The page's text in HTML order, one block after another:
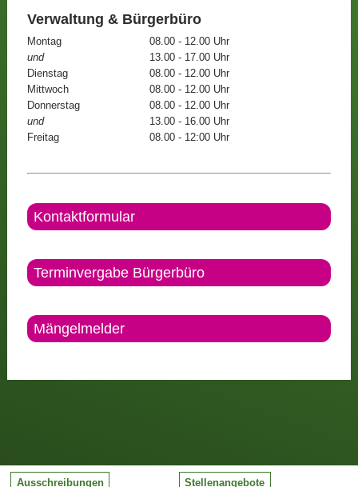
Verwaltung & Bürgerbüro
Montag
08.00 - 12.00 Uhr
und
13.00 - 17.00 Uhr
Dienstag
08.00 - 12.00 Uhr
Mittwoch
08.00 - 12.00 Uhr
Donnerstag
08.00 - 12.00 Uhr
und
13.00 - 16.00 Uhr
Freitag
08.00 - 12:00 Uhr
Kontaktformular
Terminvergabe Bürgerbüro
Mängelmelder
Ausschreibungen Stellenangebote